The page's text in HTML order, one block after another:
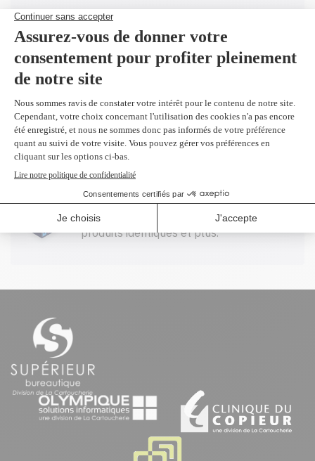
Toutes nos cartouches réusinées sont
garanties.
Livraison gratuite sur tout achat de
100$ CAD et plus avant taxes.
Profitez d'un rabais à l'achat de 2
produits identiques et plus.